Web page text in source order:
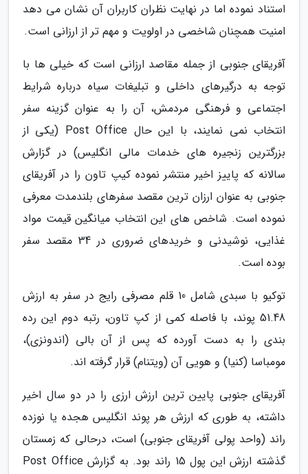
استناد نموده اما در نهایت نظران کاربران آن نشان می دهد
امنیت همچنان شاخصی در اولویت و مهم تر از ارزانی است.
آفریقای جنوبی از جمله مقاصد ارزانی است که خیلی ها با
توجه به درگیرهای داخلی و تبلیغات سیاه درباره شرایط
اجتماعی و فرهنگی مردمش، آن را به عنوان گزینه سفر
انتخاب نمی نمایند، با این حال Post Office (یکی از
بزرگترین زنجیره های خدمات مالی انگلیس) در گزارش
سالانه که پاییز اخیر منتشر نموده کیپ تاون را در آفریقای
جنوبی به عنوان ارزان ترین مقصد سفرهای بلندمدت معرفی
نموده است. شاخص های این انتخاب میانگین قیمت مواد
غذایی، نوشیدنی و خریدهای ضروری در 34 مقصد سفر
بوده است.
توکیو با سبدی شامل 10 قلم مصرفی رایج در سفر به ارزش
51.48 پوند، با فاصله کمی از کپ تاون، رتبه دوم این رده
بندی را به دست آورده که پس از آن بالی (اندونزی)،
مومباسا (کنیا) و هویی آن (ویتنام) قرار گرفته اند.
آفریقای جنوبی پایین ترین ارزش ارزی را در دو سال اخیر
داشته، به طوری که ارزش هر پوند انگلیس هجده یا نوزده
راند (واحد پولی آفریقای جنوبی) است، درحالی که زمستان
گذشته ارزش این پول 15 راند بود. به گزارش Post Office